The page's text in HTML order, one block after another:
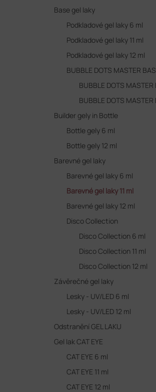
Base gel laky
Podkladové gel laky 6 ml
Podkladové gel laky 11 ml
Podkladové gel laky 12 ml
BUBBLE DOTS MASTER
BUBBLE DOTS
BUBBLE DOTS MASTER
Builder gely in Bottle
Bottle gely 6 ml
Bottle gely 12 ml
Barevné gel laky
Barevné gel laky 6 ml
Barevné gel laky 11 ml
Barevné gel laky 12 ml
Disco Collection
Disco Collection 6 ml
Disco Collection 11 ml
Disco Collection 12 ml
Závěrečné gel laky
Lesky - UV/LED 6 ml
Lesky - UV/LED 12 ml
Odstranění GEL LAKU
Gel lak CAT EYE
CAT EYE 6 ml
CAT EYE 11 ml
CAT EYE 12 ml